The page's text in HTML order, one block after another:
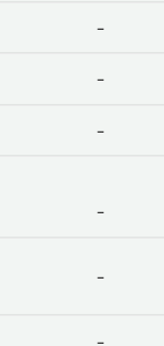
-
-
-
-
-
-